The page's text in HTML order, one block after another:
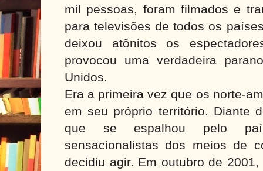
mil pessoas, foram filmados e
para televisões de todos os
deixou atônitos os
provocou uma verdadeira
Unidos.
Era a primeira vez que os norte-
em seu próprio território. Diante
que se espalhou pelo
sensacionalistas dos meios de
decidiu agir. Em outubro de